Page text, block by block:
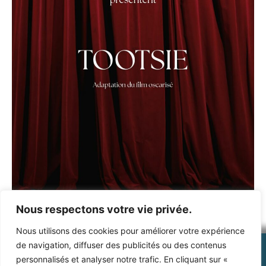
Nous respectons votre vie privée.
Nous utilisons des cookies pour améliorer votre expérience
de navigation, diffuser des publicités ou des contenus
personnalisés et analyser notre trafic. En cliquant sur «